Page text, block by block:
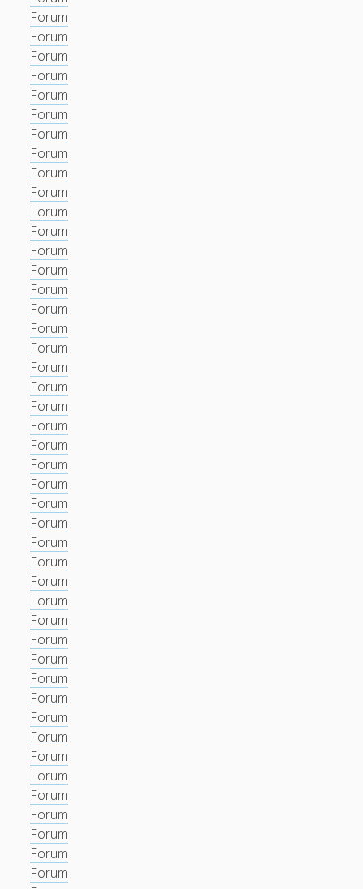
Forum
Forum
Forum
Forum
Forum
Forum
Forum
Forum
Forum
Forum
Forum
Forum
Forum
Forum
Forum
Forum
Forum
Forum
Forum
Forum
Forum
Forum
Forum
Forum
Forum
Forum
Forum
Forum
Forum
Forum
Forum
Forum
Forum
Forum
Forum
Forum
Forum
Forum
Forum
Forum
Forum
Forum
Forum
Forum
Forum